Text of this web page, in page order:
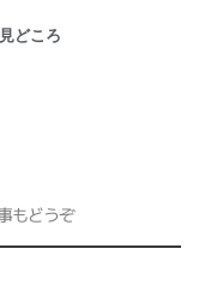
どころ
もどうぞ